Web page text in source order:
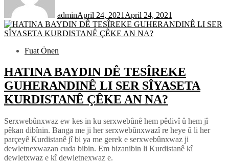
adminApril 24, 2021 April 24, 2021
Fuat Önen
HATINA BAYDIN DÊ TESÎREKE
GUHERANDINÊ LI SER SÎYASETA
KURDISTANÊ ÇÊKE AN NA?
Serxwebûnxwaz ew kes in ku serxwebûnê hem pêdivî û hem jî
pêkan dibînin. Banga me ji her serxwebûnxwazî re heye û li her
parçeyê Kurdistanê jî bi ya me gerek e serxwebûnxwaz ji
dewletnexwazan cuda bibin. Em bizanibin li Kurdistanê kî
dewletxwaz e kî dewletnexwaz e.